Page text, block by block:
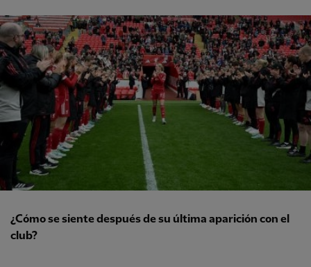
¿Cómo se siente después de su última aparición con el
club?